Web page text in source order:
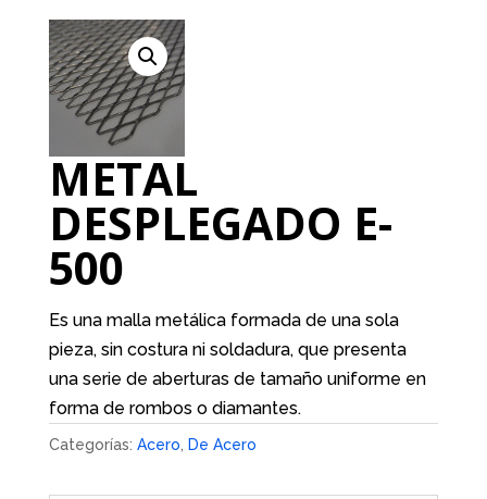
METAL
DESPLEGADO E-
500
Es una malla metálica formada de una sola
pieza, sin costura ni soldadura, que presenta
una serie de aberturas de tamaño uniforme en
forma de rombos o diamantes.
Categorías: Acero De Acero